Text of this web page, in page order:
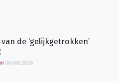
de ‘gelijkgetrokken’
06/08/2026